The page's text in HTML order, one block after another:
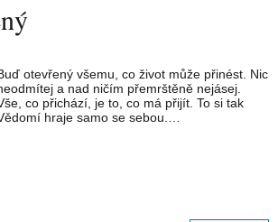
otevřený všemu, co život může přinést. Nic
a nad ničím přemrštěně nejásej.
co přichází, je to, co má přijít. To si tak
hraje samo se sebou.…